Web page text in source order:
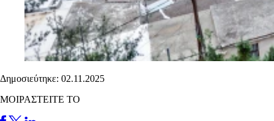
Δημοσιεύτηκε: 02.11.2025
ΜΟΙΡΑΣΤΕΙΤΕ ΤΟ